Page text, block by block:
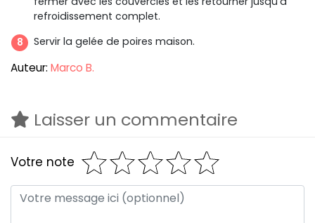
refroidissement complet.
Servir la gelée de poires maison.
Auteur: Marco B.
Laisser un commentaire
Votre note